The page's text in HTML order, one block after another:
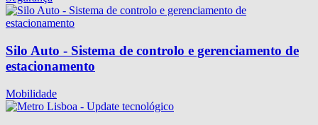
Silo Auto - Sistema de controlo e gerenciamento de
estacionamento
Mobilidade